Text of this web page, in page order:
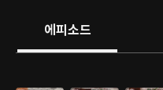
에피소드